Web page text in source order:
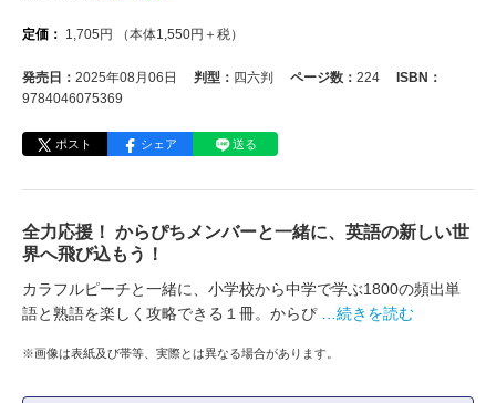
定価： 1,705 円 （本体1,550円＋税）
発売日： 2025年08月06日 判型： 四六判 ページ数： 224
ISBN：
9784046075369
ポスト シェア 送る
全力応援！ からぴちメンバーと一緒に、英語の新しい世
界へ飛び込もう！
カラフルピーチと一緒に、小学校から中学で学ぶ1800の頻出単
語と熟語を楽しく攻略できる１冊。からぴ
…続きを読む
※画像は表紙及び帯等、実際とは異なる場合があります。